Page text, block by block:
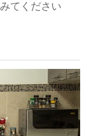
てください